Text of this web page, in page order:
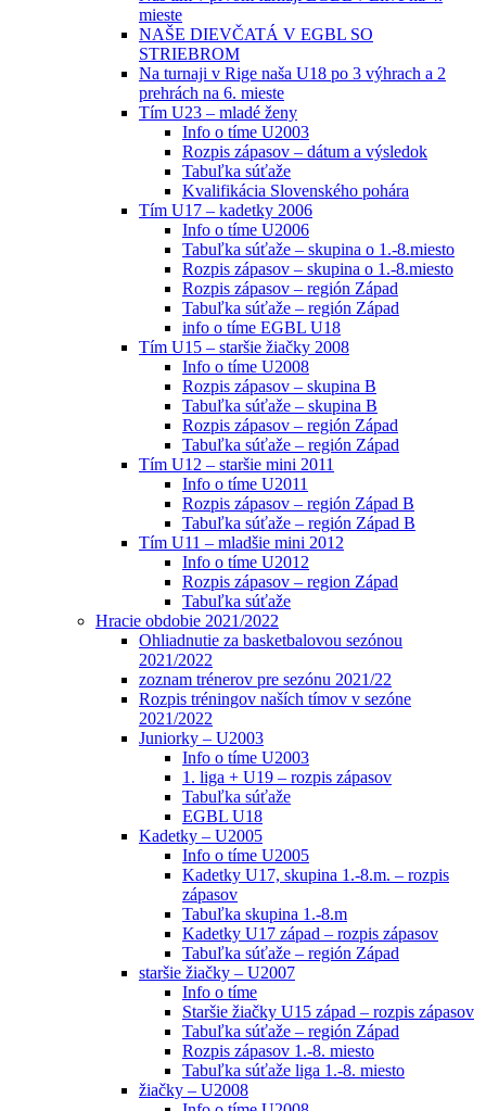
mieste
NAŠE DIEVČATÁ V EGBL SO
STRIEBROM
Na turnaji v Rige naša U18 po 3 výhrach a 2
prehrách na 6. mieste
Tím U23 – mladé ženy
Info o tíme U2003
Rozpis zápasov – dátum a výsledok
Tabuľka súťaže
Kvalifikácia Slovenského pohára
Tím U17 – kadetky 2006
Info o tíme U2006
Tabuľka súťaže – skupina o 1.-8.miesto
Rozpis zápasov – skupina o 1.-8.miesto
Rozpis zápasov – región Západ
Tabuľka súťaže – región Západ
info o tíme EGBL U18
Tím U15 – staršie žiačky 2008
Info o tíme U2008
Rozpis zápasov – skupina B
Tabuľka súťaže – skupina B
Rozpis zápasov – región Západ
Tabuľka súťaže – región Západ
Tím U12 – staršie mini 2011
Info o tíme U2011
Rozpis zápasov – región Západ B
Tabuľka súťaže – región Západ B
Tím U11 – mladšie mini 2012
Info o tíme U2012
Rozpis zápasov – region Západ
Tabuľka súťaže
Hracie obdobie 2021/2022
Ohliadnutie za basketbalovou sezónou
2021/2022
zoznam trénerov pre sezónu 2021/22
Rozpis tréningov naších tímov v sezóne
2021/2022
Juniorky – U2003
Info o tíme U2003
1. liga + U19 – rozpis zápasov
Tabuľka súťaže
EGBL U18
Kadetky – U2005
Info o tíme U2005
Kadetky U17, skupina 1.-8.m. – rozpis
zápasov
Tabuľka skupina 1.-8.m
Kadetky U17 západ – rozpis zápasov
Tabuľka súťaže – región Západ
staršie žiačky – U2007
Info o tíme
Staršie žiačky U15 západ – rozpis zápasov
Tabuľka súťaže – región Západ
Rozpis zápasov 1.-8. miesto
Tabuľka súťaže liga 1.-8. miesto
žiačky – U2008